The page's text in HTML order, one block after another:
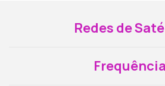
Redes de